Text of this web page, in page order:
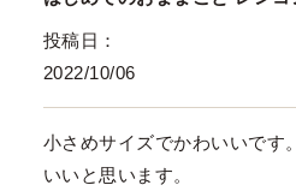
投稿日
2022/10/06
小さめサイズでかわいいです
いいと思います。